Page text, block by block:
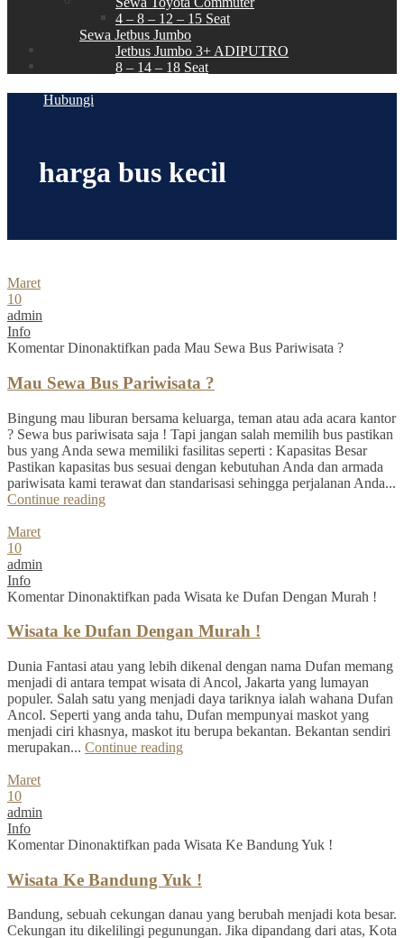
4 – 8 – 12 – 15 Seat
Sewa Jetbus Jumbo
Jetbus Jumbo 3+ ADIPUTRO
8 – 14 – 18 Seat
Hubungi
harga bus kecil
Maret
10
admin
Info
Komentar Dinonaktifkan pada Mau Sewa Bus Pariwisata ?
Mau Sewa Bus Pariwisata ?
Bingung mau liburan bersama keluarga, teman atau ada acara kantor
? Sewa bus pariwisata saja ! Tapi jangan salah memilih bus pastikan
bus yang Anda sewa memiliki fasilitas seperti : Kapasitas Besar
Pastikan kapasitas bus sesuai dengan kebutuhan Anda dan armada
pariwisata kami terawat dan standarisasi sehingga perjalanan Anda...
Continue reading
Maret
10
admin
Info
Komentar Dinonaktifkan pada Wisata ke Dufan Dengan Murah !
Wisata ke Dufan Dengan Murah !
Dunia Fantasi atau yang lebih dikenal dengan nama Dufan memang
menjadi di antara tempat wisata di Ancol, Jakarta yang lumayan
populer. Salah satu yang menjadi daya tariknya ialah wahana Dufan
Ancol. Seperti yang anda tahu, Dufan mempunyai maskot yang
menjadi ciri khasnya, maskot itu berupa bekantan. Bekantan sendiri
merupakan... Continue reading
Maret
10
admin
Info
Komentar Dinonaktifkan pada Wisata Ke Bandung Yuk !
Wisata Ke Bandung Yuk !
Bandung, sebuah cekungan danau yang berubah menjadi kota besar.
Cekungan itu dikelilingi pegunungan. Jika dipandang dari atas, Kota